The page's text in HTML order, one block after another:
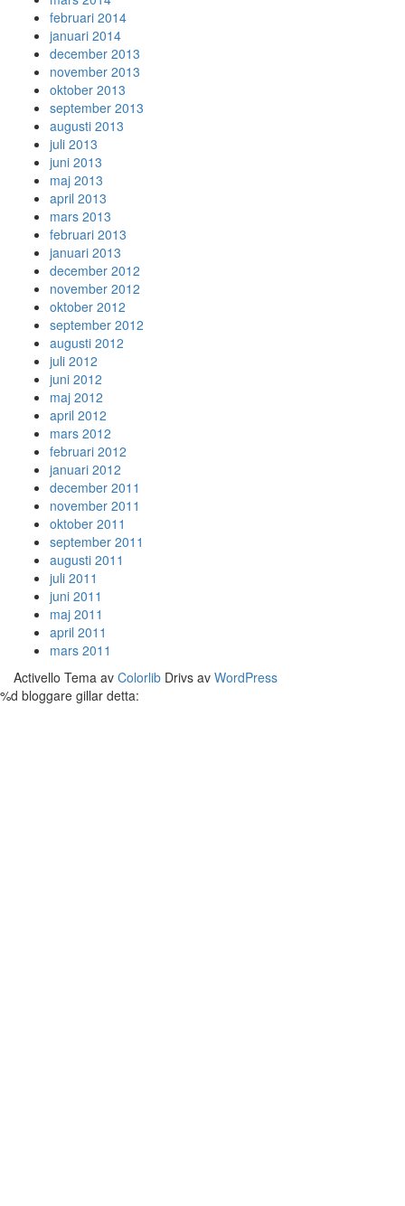
februari 2014
januari 2014
december 2013
november 2013
oktober 2013
september 2013
augusti 2013
juli 2013
juni 2013
maj 2013
april 2013
mars 2013
februari 2013
januari 2013
december 2012
november 2012
oktober 2012
september 2012
augusti 2012
juli 2012
juni 2012
maj 2012
april 2012
mars 2012
februari 2012
januari 2012
december 2011
november 2011
oktober 2011
september 2011
augusti 2011
juli 2011
juni 2011
maj 2011
april 2011
mars 2011
Activello Tema av Colorlib Drivs av WordPress
%d bloggare gillar detta: